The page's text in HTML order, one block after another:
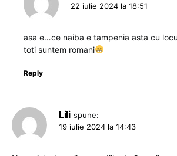
22 iulie 2024 la 18:51
asa e…ce naiba e tampenia asta cu
toti suntem romani
Reply
Lili spune:
19 iulie 2024 la 14:43